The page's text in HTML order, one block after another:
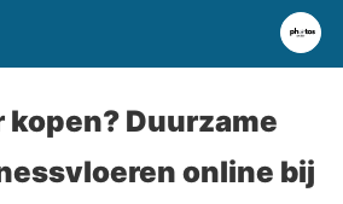
Duurzame
online bij